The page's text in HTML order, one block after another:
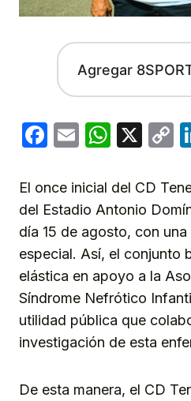
Agregar
Facebook
Email X
El once inicial del CD
del Estadio Antonio
día 15 de agosto, con
especial. Así, el conjunto
elástica en apoyo a la
Síndrome Nefrótico
utilidad pública que
investigación de esta
De esta manera, el CD